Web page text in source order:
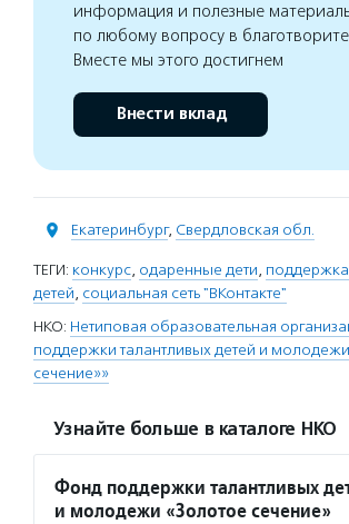
информация и полезные
по любому вопросу в
Вместе мы этого достигнем
Внести вклад
Екатеринбург, Свердловская обл.
ТЕГИ: конкурс, одаренные дети,
детей, социальная сеть "ВКонтакте"
НКО: Нетиповая образовательная
поддержки талантливых детей и
сечение»»
Узнайте больше в каталоге НКО
Фонд поддержки талантливых
и молодежи «Золотое сечение»